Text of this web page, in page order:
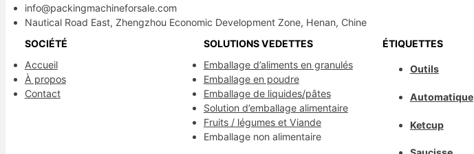
info@packingmachineforsale.com
Nautical Road East, Zhengzhou Economic Development Zone, Henan, Chine
SOCIÉTÉ
Accueil
À propos
Contact
SOLUTIONS VEDETTES
Emballage d’aliments en granulés
Emballage en poudre
Emballage de liquides/pâtes
Solution d’emballage alimentaire
Fruits / légumes et Viande
Emballage non alimentaire
ÉTIQUETTES
Outils
Automatique
Ketcup